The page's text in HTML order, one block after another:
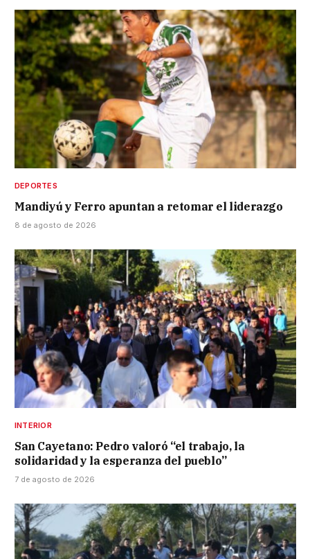
DEPORTES
Mandiyú y Ferro apuntan a retomar el liderazgo
8 de agosto de 2026
INTERIOR
San Cayetano: Pedro valoró “el trabajo, la
solidaridad y la esperanza del pueblo”
7 de agosto de 2026